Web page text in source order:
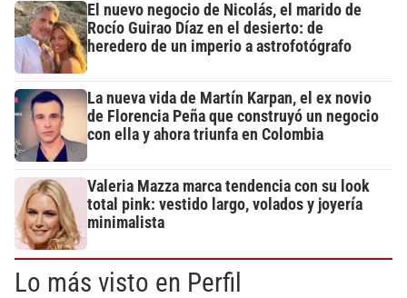
El nuevo negocio de Nicolás, el marido de
Rocío Guirao Díaz en el desierto: de
heredero de un imperio a astrofotógrafo
La nueva vida de Martín Karpan, el ex novio
de Florencia Peña que construyó un negocio
con ella y ahora triunfa en Colombia
Valeria Mazza marca tendencia con su look
total pink: vestido largo, volados y joyería
minimalista
Lo más visto en Perfil